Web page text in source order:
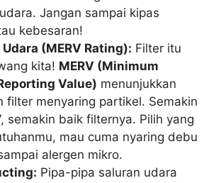
Jangan sampai kipas
kebesaran!
(MERV Rating): Filter itu
kita! MERV (Minimum
Value) menunjukkan
filter menyaring partikel. Semakin
semakin baik filternya. Pilih yang
mau cuma nyaring debu
alergen mikro.
Pipa-pipa saluran udara